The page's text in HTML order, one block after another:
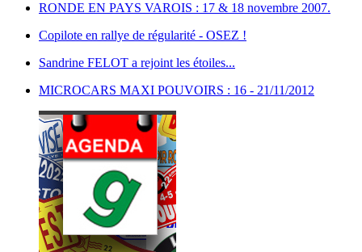
RONDE EN PAYS VAROIS : 17 & 18 novembre 2007.
Copilote en rallye de régularité - OSEZ !
Sandrine FELOT a rejoint les étoiles...
MICROCARS MAXI POUVOIRS : 16 - 21/11/2012